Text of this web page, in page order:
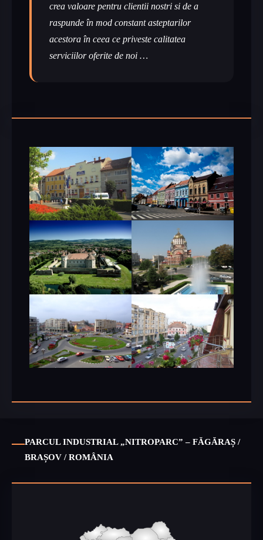
crea valoare pentru clientii nostri si de a
raspunde în mod constant asteptarilor
acestora în ceea ce priveste calitatea
serviciilor oferite de noi …
PARCUL INDUSTRIAL „NITROPARC” – FĂGĂRAȘ /
BRAȘOV / ROMÂNIA